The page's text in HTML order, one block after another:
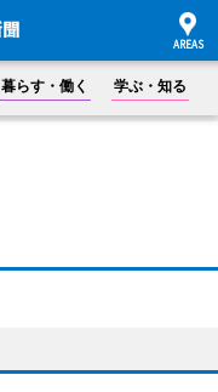
暮らす・働く 学ぶ・知る